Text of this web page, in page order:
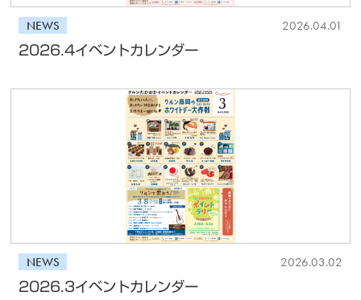
NEWS 2026.04.01
2026.4イベントカレンダー
NEWS 2026.03.02
2026.3イベントカレンダー